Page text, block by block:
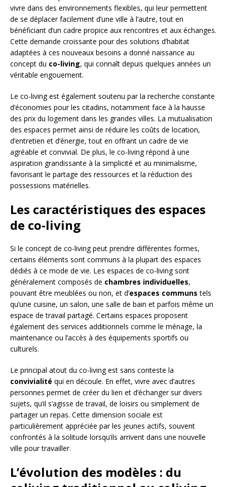
vivre dans des environnements flexibles, qui leur permettent
de se déplacer facilement d’une ville à l’autre, tout en
bénéficiant d’un cadre propice aux rencontres et aux échanges.
Cette demande croissante pour des solutions d’habitat
adaptées à ces nouveaux besoins a donné naissance au
concept du co-living, qui connaît depuis quelques années un
véritable engouement.
Le co-living est également soutenu par la recherche constante
d’économies pour les citadins, notamment face à la hausse
des prix du logement dans les grandes villes. La mutualisation
des espaces permet ainsi de réduire les coûts de location,
d’entretien et d’énergie, tout en offrant un cadre de vie
agréable et convivial. De plus, le co-living répond à une
aspiration grandissante à la simplicité et au minimalisme,
favorisant le partage des ressources et la réduction des
possessions matérielles.
Les caractéristiques des espaces
de co-living
Si le concept de co-living peut prendre différentes formes,
certains éléments sont communs à la plupart des espaces
dédiés à ce mode de vie. Les espaces de co-living sont
généralement composés de chambres individuelles,
pouvant être meublées ou non, et d’espaces communs tels
qu’une cuisine, un salon, une salle de bain et parfois même un
espace de travail partagé. Certains espaces proposent
également des services additionnels comme le ménage, la
maintenance ou l’accès à des équipements sportifs ou
culturels.
Le principal atout du co-living est sans conteste la
convivialité qui en découle. En effet, vivre avec d’autres
personnes permet de créer du lien et d’échanger sur divers
sujets, qu’il s’agisse de travail, de loisirs ou simplement de
partager un repas. Cette dimension sociale est
particulièrement appréciée par les jeunes actifs, souvent
confrontés à la solitude lorsqu’ils arrivent dans une nouvelle
ville pour travailler.
L’évolution des modèles : du